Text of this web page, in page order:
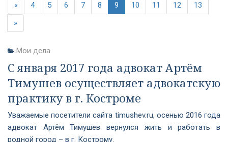
« 4 5 6 7 8 9 10 11 12
13
»
Мои дела
С января 2017 года адвокат Артём
Тимушев осуществляет адвокатскую
практику в г. Костроме
Уважаемые посетители сайта timushev.ru, осенью 2016 года
адвокат Артём Тимушев вернулся жить и работать в
родной город – в г. Кострому.